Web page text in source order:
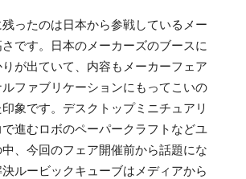
ったのは日本から参戦しているメー
です。日本のメーカーズのブースに
が出ていて、内容もメーカーフェア
ファブリケーションにもってこいの
象です。デスクトップミニチュアリ
進むロボのペーパークラフトなどユ
、今回のフェア開催前から話題にな
ルービックキューブはメディアから